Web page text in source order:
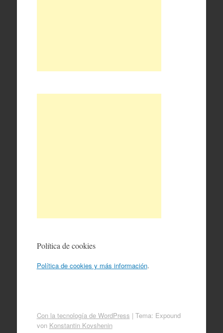
Política de cookies
Política de cookies y más información.
Con la tecnología de WordPress | Tema: Expound
von Konstantin Kovshenin